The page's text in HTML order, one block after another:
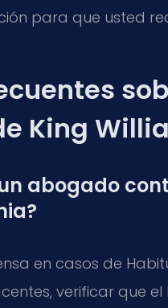
para que usted
King
abogado
en casos de
verificar que